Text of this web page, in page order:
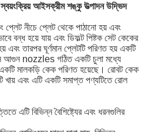
স্বয়ংক্রিয় আইসক্রীম শঙ্কু উত্পাদন উদ্ভিদ
প্লেট নীচে প্লেট থেকে পাঠানো হয় এবং
বন্ধ হয়ে যায় এবং ডিফল্ট পিষ্টক সেট কেকের
তারপর ঘূর্ণমান প্লেটটি পরিণত হয় একটি
আগুন nozzles গঠিত একটি চুলা মধ্যে
মালকড়ি কেক পরিণত হয়েছে। রোবট কেক
খায় এবং এটি একটি সমাপ্ত পণ্যটিতে রোল
এটি বিভিন্ন বৈশিষ্ট্যের এবং ধরনগুলির